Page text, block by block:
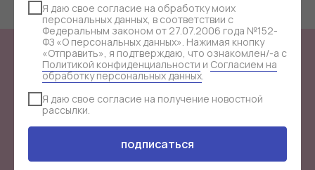
Я даю свое согласие на обработку моих
персональных данных, в соответствии с
Федеральным законом от 27.07.2006 года №152-
ФЗ «О персональных данных». Нажимая кнопку
«Отправить», я подтверждаю, что ознакомлен/-а с
Политикой конфиденциальности и Согласием на
обработку персональных данных
Я даю свое согласие на получение новостной
рассылки.
подписаться
СТАНЬ ЧАСТЬЮЗАКРЫТОГО КЛУБА
JULI FORT!
Узнавай первой о акциях и закрытых распродажах
клуба.